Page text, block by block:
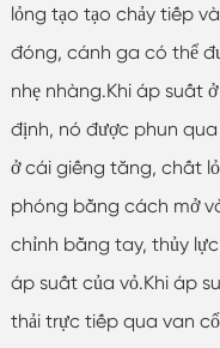
lỏng tạo tạo chảy tiếp
đóng, cánh ga có thể
nhẹ nhàng.Khi áp suất
định, nó được phun
ở cái giếng tăng, chất
phóng bằng cách mở
chỉnh bằng tay, thủy
áp suất của vỏ.Khi áp
thải trực tiếp qua van